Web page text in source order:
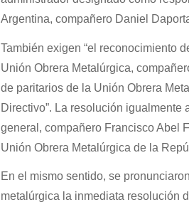
Argentina, compañero Daniel
También exigen “el reconocimiento
Unión Obrera Metalúrgica,
de paritarios de la Unión Obrera
Directivo”. La resolución igualmente
general, compañero Francisco Abel
Unión Obrera Metalúrgica de la
En el mismo sentido, se
metalúrgica la inmediata resolución